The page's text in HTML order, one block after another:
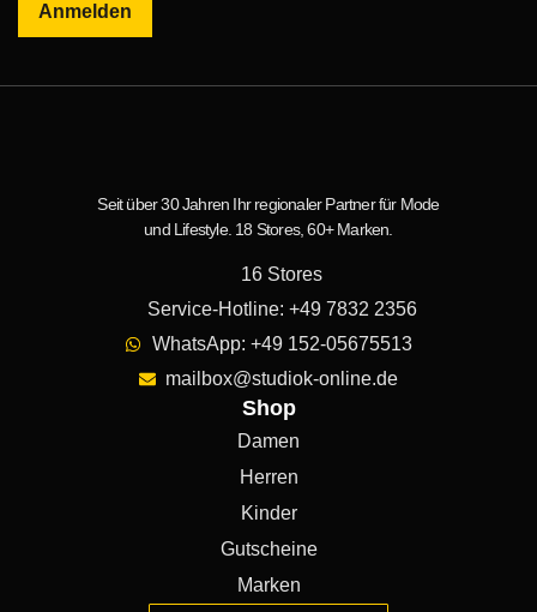
Anmelden
Seit über 30 Jahren Ihr regionaler Partner für Mode
und Lifestyle. 18 Stores, 60+ Marken.
16 Stores
Service-Hotline: +49 7832 2356
WhatsApp: +49 152-05675513
mailbox@studiok-online.de
Shop
Damen
Herren
Kinder
Gutscheine
Marken